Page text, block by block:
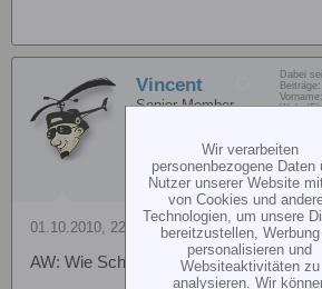
Vincent
Senior Member
Dabei
Beiträge:
Vorname:
Wohn/
01.10.2010, 22:47
AW: Wie Schrauben lösen beim T-Rex
Wir verarbeiten
personenbezogene Daten
Nutzer unserer Website
von Cookies und
Technologien, um unsere
bereitzustellen,
personalisieren und
Websiteaktivitäten zu
analysieren. Wir